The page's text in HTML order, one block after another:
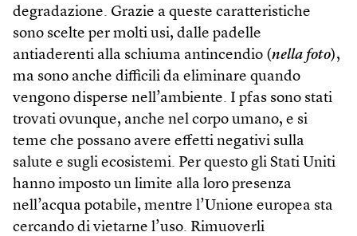
degradazione. Grazie a queste caratteristiche
sono scelte per molti usi, dalle padelle
antiaderenti alla schiuma antincendio (nella foto),
ma sono anche difficili da eliminare quando
vengono disperse nell’ambiente. I pfas sono stati
trovati ovunque, anche nel corpo umano, e si
teme che possano avere effetti negativi sulla
salute e sugli ecosistemi. Per questo gli Stati Uniti
hanno imposto un limite alla loro presenza
nell’acqua potabile, mentre l’Unione europea sta
cercando di vietarne l’uso. Rimuoverli